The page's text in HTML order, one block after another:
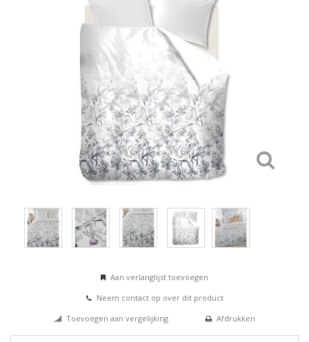
Aan verlanglijst toevoegen
Neem contact op over dit product
Toevoegen aan vergelijking
Afdrukken